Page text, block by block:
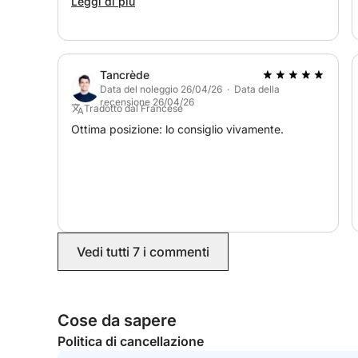
Lasciatevi trasportare dall'atmosfera unica del
un'esperienza indimenticabile in mare!
Tancrède
Data del noleggio 26/04/26 · Data della
recensione 26/04/26
Tradotto dal Francese
Ottima posizione: lo consiglio vivamente.
Vedi tutti 7 i commenti
Cose da sapere
Politica di cancellazione